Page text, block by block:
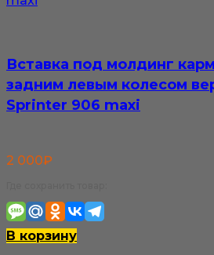
Вставка под молдинг
задним левым колесом
Sprinter 906 maxi
2 000₽
В корзину